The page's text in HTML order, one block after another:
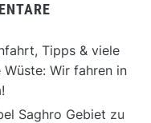
Tipps & viele
Wir fahren in
Saghro Gebiet zu